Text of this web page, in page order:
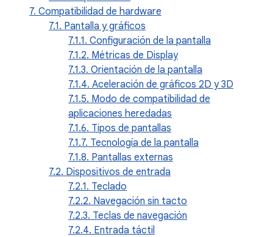
7. Compatibilidad de hardware
7.1. Pantalla y gráficos
7.1.1. Configuración de la pantalla
7.1.2. Métricas de Display
7.1.3. Orientación de la pantalla
7.1.4. Aceleración de gráficos 2D y 3D
7.1.5. Modo de compatibilidad de
aplicaciones heredadas
7.1.6. Tipos de pantallas
7.1.7. Tecnología de la pantalla
7.1.8. Pantallas externas
7.2. Dispositivos de entrada
7.2.1. Teclado
7.2.2. Navegación sin tacto
7.2.3. Teclas de navegación
7.2.4. Entrada táctil